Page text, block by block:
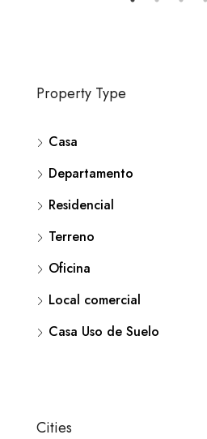
Property Type
Casa
Departamento
Residencial
Terreno
Oficina
Local comercial
Casa Uso de Suelo
Cities